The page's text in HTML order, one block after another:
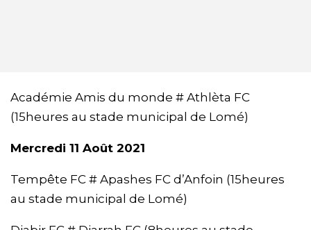
Académie Amis du monde # Athlèta FC
(15heures au stade municipal de Lomé)
Mercredi 11 Août 2021
Tempête FC # Apashes FC d’Anfoin (15heures
au stade municipal de Lomé)